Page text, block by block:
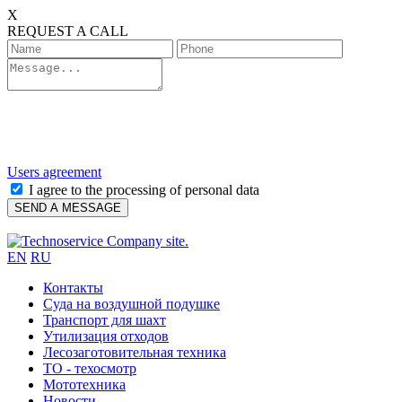
X
REQUEST A CALL
Users agreement
I agree to the processing of personal data
EN RU
Контакты
Cуда на воздушной подушке
Транспорт для шахт
Утилизация отходов
Лесозаготовительная техника
ТО - техосмотр
Мототехника